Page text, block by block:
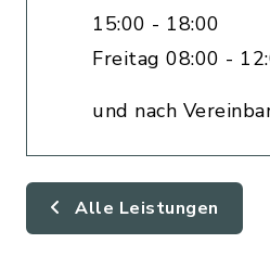
15:00 - 18:00
Freitag 08:00 -
und nach
Alle Leistungen